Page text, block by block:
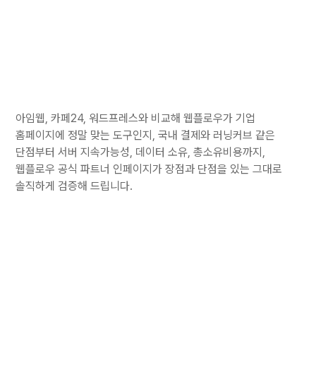
아임웹, 카페24, 워드프레스와 비교해 웹플로우가 기업
홈페이지에 정말 맞는 도구인지, 국내 결제와 러닝커브 같은
단점부터 서버 지속가능성, 데이터 소유, 총소유비용까지,
웹플로우 공식 파트너 인페이지가 장점과 단점을 있는 그대로
솔직하게 검증해 드립니다.